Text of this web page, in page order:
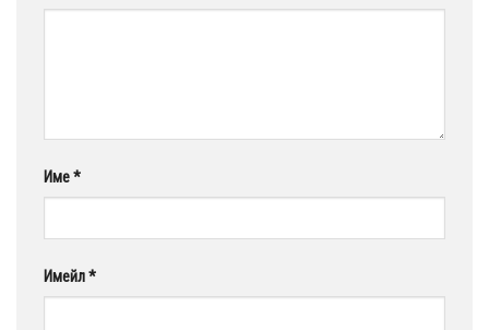
Име*
Имейл*